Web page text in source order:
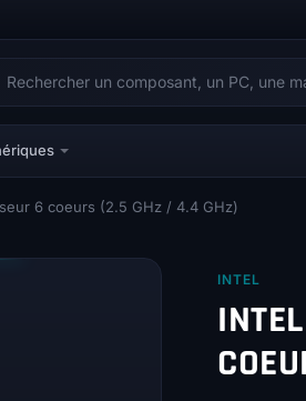
6 coeurs (2.5 GHz / 4.4 GHz)
INTEL